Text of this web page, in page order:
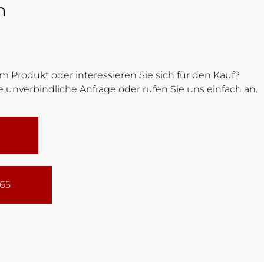
Produkt oder interessieren Sie sich für den Kauf?
unverbindliche Anfrage oder rufen Sie uns einfach an.